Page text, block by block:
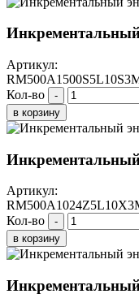
Артикул:
Кол-во
-
в корзину
Артикул:
Кол-во
-
в корзину